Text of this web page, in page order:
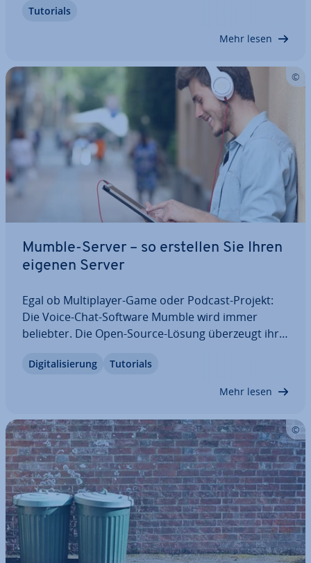
Sound­qua­li­tät und hohen Si­cher­heits­stan­dards
Tutorials
Mehr lesen
Mumble-Server – so erstellen Sie Ihren
eigenen Server
Egal ob Mul­ti­play­er-Game oder Podcast-Projekt:
Die Voice-Chat-Software Mumble wird immer
beliebter. Die Open-Source-Lösung überzeugt ihre
Funk­tio­nen. Ein weiterer Vorteil: Jeder kann einen
Di­gi­ta­li­sie­rung Tutorials
Mehr lesen